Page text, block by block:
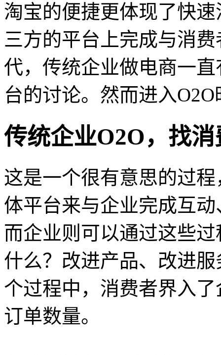
淘宝的便捷更体现了快
三方的平台上完成与消
代，传统企业做电商一
台的讨论。然而进入
传统企业O2O，找
这是一个很有意思的过
体平台来与企业完成互
而企业则可以通过这些
什么？改进产品、改进
个过程中，消费者界入
订单数量。